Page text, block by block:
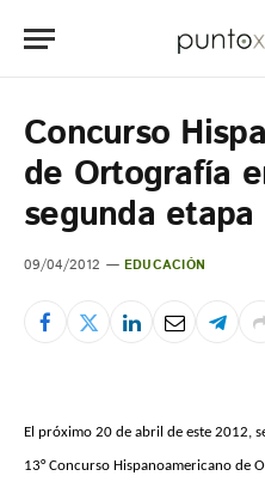
Concurso
de Ortografía
segunda etapa
09/04/2012 EDUCACIÓN
El próximo 20 de abril de este 2012,
13° Concurso Hispanoamericano de